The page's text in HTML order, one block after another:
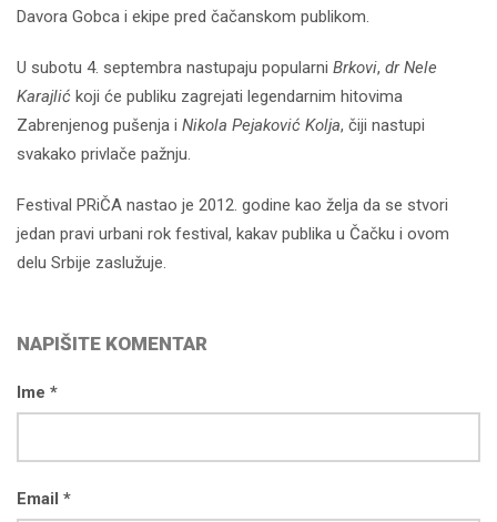
Davora Gobca i ekipe pred čačanskom publikom.
U subotu 4. septembra nastupaju popularni Brkovi, dr Nele
Karajlić koji će publiku zagrejati legendarnim hitovima
Zabrenjenog pušenja i Nikola Pejaković Kolja, čiji nastupi
svakako privlače pažnju.
Festival PRiČA nastao je 2012. godine kao želja da se stvori
jedan pravi urbani rok festival, kakav publika u Čačku i ovom
delu Srbije zaslužuje.
NAPIŠITE KOMENTAR
Ime *
Email *